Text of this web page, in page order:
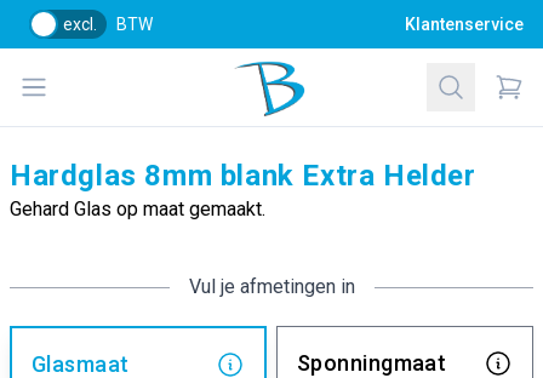
excl. BTW Klantenservice
Open menu
Bol Glascentrum B.V.
Zoeken
Hardglas 8mm blank Extra Helder
Gehard Glas op maat gemaakt.
Vul je afmetingen in
Glasmaat Sponningmaat